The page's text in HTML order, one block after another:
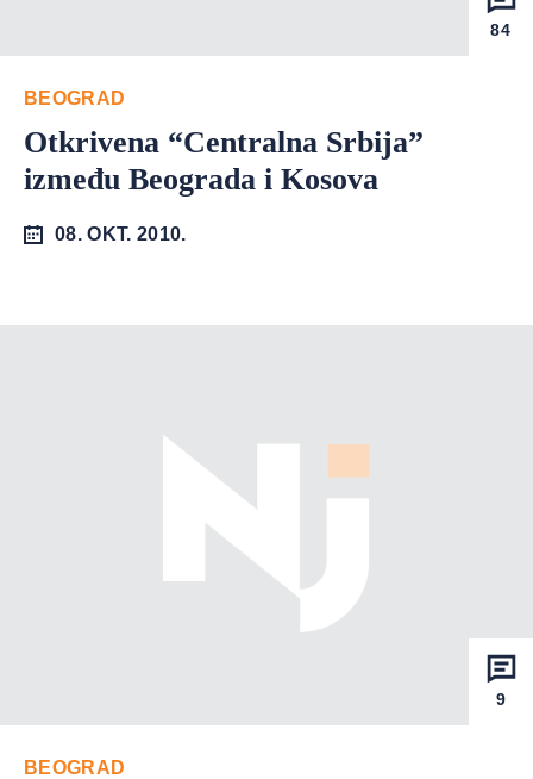
84
BEOGRAD
Otkrivena “Centralna Srbija”
između Beograda i Kosova
08. OKT. 2010.
9
BEOGRAD